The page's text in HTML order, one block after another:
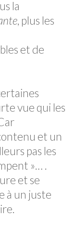
la
, plus les
et de
vue qui les
et un
pas les
»… .
et se
à un juste